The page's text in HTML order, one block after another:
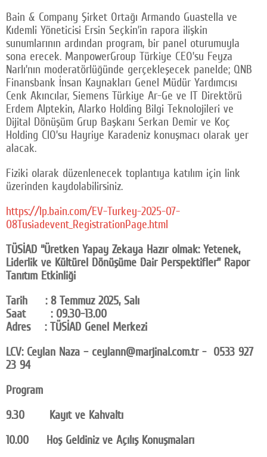
Bain & Company Şirket Ortağı Armando Guastella ve
Kıdemli Yöneticisi Ersin Seçkin’in rapora ilişkin
sunumlarının ardından program, bir panel oturumuyla
sona erecek. ManpowerGroup Türkiye CEO’su Feyza
Narlı’nın moderatörlüğünde gerçekleşecek panelde; QNB
Finansbank İnsan Kaynakları Genel Müdür Yardımcısı
Cenk Akıncılar, Siemens Türkiye Ar-Ge ve IT Direktörü
Erdem Alptekin, Alarko Holding Bilgi Teknolojileri ve
Dijital Dönüşüm Grup Başkanı Serkan Demir ve Koç
Holding CIO’su Hayriye Karadeniz konuşmacı olarak yer
alacak.
Fiziki olarak düzenlenecek toplantıya katılım için link
üzerinden kaydolabilirsiniz.
https://lp.bain.com/EV-Turkey-2025-07-
08Tusiadevent_RegistrationPage.html
TÜSİAD “Üretken Yapay Zekaya Hazır olmak: Yetenek,
Liderlik ve Kültürel Dönüşüme Dair Perspektifler” Rapor
Tanıtım Etkinliği
Tarih : 8 Temmuz 2025, Salı
Saat : 09.30-13.00
Adres : TÜSİAD Genel Merkezi
LCV: Ceylan Naza – ceylann@marjinal.com.tr - 0533 927
23 94
Program
9.30 Kayıt ve Kahvaltı
10.00 Hoş Geldiniz ve Açılış Konuşmaları